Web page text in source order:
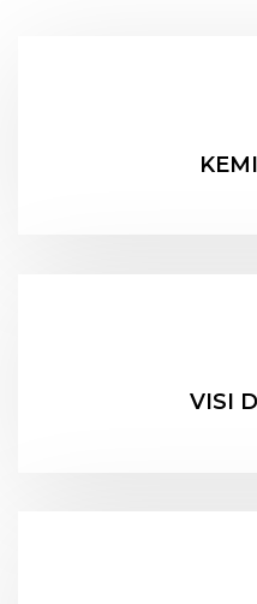
VISI